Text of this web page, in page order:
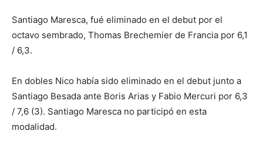
Santiago Maresca, fué eliminado en el debut por el
octavo sembrado, Thomas Brechemier de Francia por 6,1
/ 6,3.
En dobles Nico había sido eliminado en el debut junto a
Santiago Besada ante Boris Arias y Fabio Mercuri por 6,3
/ 7,6 (3). Santiago Maresca no participó en esta
modalidad.